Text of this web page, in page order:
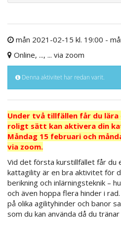
mån 2021-02-15 kl. 19:00 -
Online, ..., ... via zoom
Denna aktivitet har redan varit.
Under två tillfällen får du
roligt sätt kan aktivera din
Måndag 15 februari och
via zoom.
Vid det första kurstillfället får du
kattagility är en bra aktivitet för
berikning och inlärningsteknik –
och även hoppa flera hinder i
på olika agilityhinder och banor
som du kan använda då du